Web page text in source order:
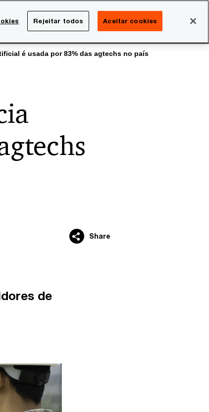
Sala de imprensa
é usada por 83% das agtechs no país
Share
de
Rejeitar todos Aceitar cookies